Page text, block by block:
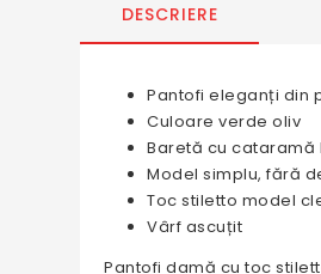
DESCRIERE
Pantofi eleganți din
Culoare verde oliv
Baretă cu cataramă
Model simplu, fără
Toc stiletto model
Vârf ascuțit
Pantofi damă cu toc